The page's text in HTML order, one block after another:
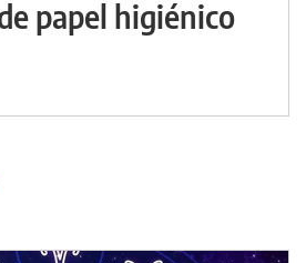
papel higiénico